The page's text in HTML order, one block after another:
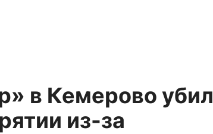
в Кемерово убил
из-за